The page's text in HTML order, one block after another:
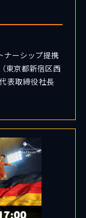
ナーシップ提携
東京都新宿区西
表取締役社長